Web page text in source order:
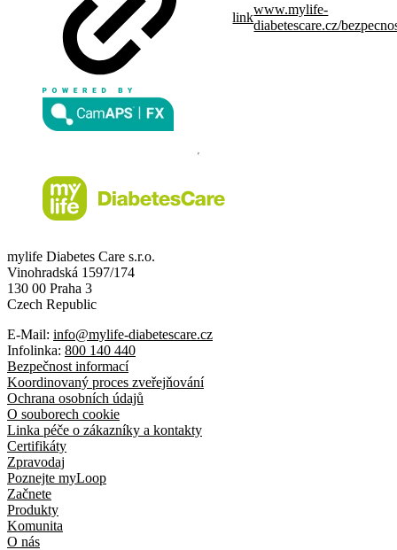
link
www.mylife-
diabetescare.cz/
mylife Diabetes Care s.r.o.
Vinohradská 1597/174
130 00 Praha 3
Czech Republic
E-Mail: info@mylife-diabetescare.cz
Infolinka: 800 140 440
Bezpečnost informací
Koordinovaný proces zveřejňování
Ochrana osobních údajů
O souborech cookie
Linka péče o zákazníky a kontakty
Certifikáty
Zpravodaj
Poznejte myLoop
Začnete
Produkty
Komunita
O nás